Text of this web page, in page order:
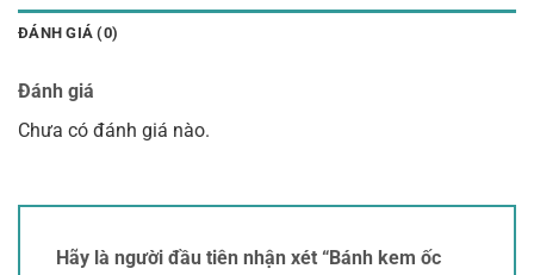
ĐÁNH GIÁ (0)
Đánh giá
Chưa có đánh giá nào.
Hãy là người đầu tiên nhận xét “Bánh kem ốc